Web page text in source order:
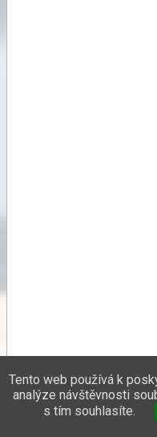
Tento web používá k
analýze návštěvnosti
s tím souhlasíte.